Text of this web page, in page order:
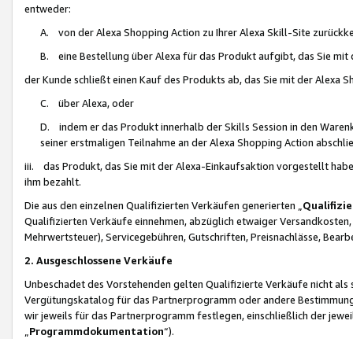
entweder:
A. von der Alexa Shopping Action zu Ihrer Alexa Skill-Site
B. eine Bestellung über Alexa für das Produkt aufgibt, das Sie mit
der Kunde schließt einen Kauf des Produkts ab, das Sie mit der Alexa
C. über Alexa, oder
D. indem er das Produkt innerhalb der Skills Session in den
seiner erstmaligen Teilnahme an der Alexa Shopping Action
iii. das Produkt, das Sie mit der Alexa-Einkaufsaktion vorgestellt
ihm bezahlt.
Die aus den einzelnen Qualifizierten Verkäufen generierten „
Qualifizierten Verkäufe einnehmen, abzüglich etwaiger
Mehrwertsteuer), Servicegebühren, Gutschriften, Preisnachlässe,
2. Ausgeschlossene Verkäufe
Unbeschadet des Vorstehenden gelten Qualifizierte Verkäufe nicht
Vergütungskatalog für das Partnerprogramm oder andere
wir jeweils für das Partnerprogramm festlegen, einschließlich der
Programmdokumentation“).